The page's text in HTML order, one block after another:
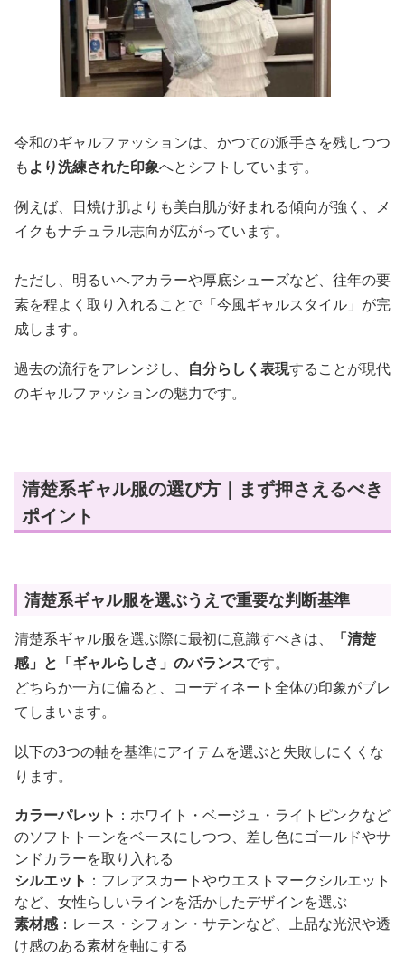
令和のギャルファッションは、かつての派手さを残しつつ
もより洗練された印象へとシフトしています。
例えば、日焼け肌よりも美白肌が好まれる傾向が強く、メ
イクもナチュラル志向が広がっています。
ただし、明るいヘアカラーや厚底シューズなど、往年の要
素を程よく取り入れることで「今風ギャルスタイル」が完
成します。
過去の流行をアレンジし、 自分らしく表現することが現代
のギャルファッションの魅力です。
清楚系ギャル服の選び方｜まず押さえるべき
ポイント
清楚系ギャル服を選ぶうえで重要な判断基準
清楚系ギャル服を選ぶ際に最初に意識すべきは、
「清楚
感」と「ギャルらしさ」のバランスです。
どちらか一方に偏ると、コーディネート全体の印象がブレ
てしまいます。
以下の3つの軸を基準にアイテムを選ぶと失敗しにくくな
ります。
カラーパレット ：ホワイト・ベージュ・ライトピンクなど
のソフトトーンをベースにしつつ、差し色にゴールドやサ
ンドカラーを取り入れる
シルエット ：フレアスカートやウエストマークシルエット
など、女性らしいラインを活かしたデザインを選ぶ
素材感：レース・シフォン・サテンなど、上品な光沢や透
け感のある素材を軸にする